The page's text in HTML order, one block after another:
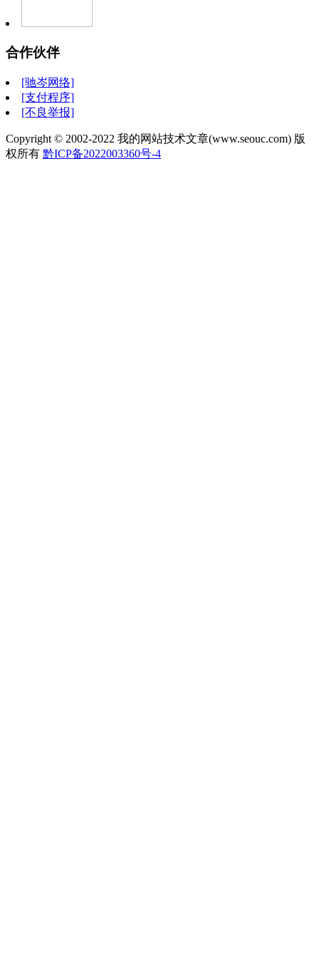
合作伙伴
[驰岑网络]
[支付程序]
[不良举报]
Copyright © 2002-2022 我的网站技术文章(www.seouc.com) 版
权所有 黔ICP备2022003360号-4